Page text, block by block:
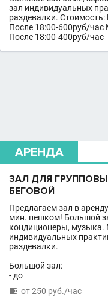
зал индивидуальных
раздевалки.
После 18:00-600руб/
После 18:00-400руб/час
АРЕНДА
ЗАЛ ДЛЯ
БЕГОВОЙ
Предлагаем зал в
мин. пешком! Большой
кондиционеры, музыка.
индивидуальных
раздевалки.
Большой зал:
- до
 от 250 руб./час